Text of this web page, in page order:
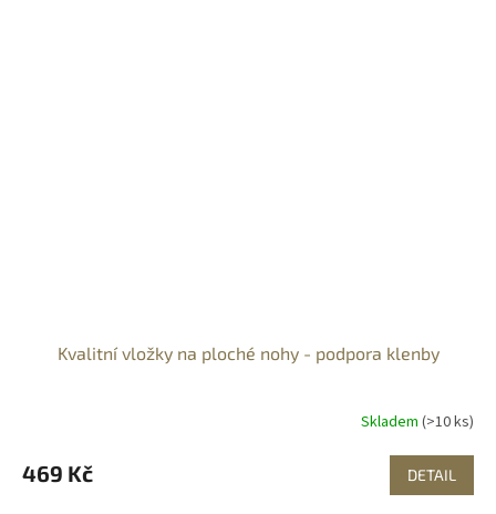
Kvalitní vložky na ploché nohy - podpora klenby
Skladem (>10 ks)
469 Kč DETAIL